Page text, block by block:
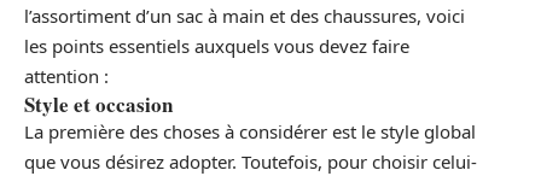
l’assortiment d’un sac à main et des chaussures, voici
les points essentiels auxquels vous devez faire
attention :
Style et occasion
La première des choses à considérer est le style global
que vous désirez adopter. Toutefois, pour choisir celui-